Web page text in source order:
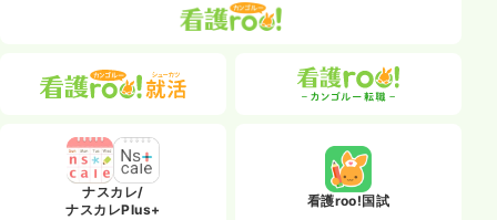
ナスカレ/
ナスカレPlus+
看護roo!国試